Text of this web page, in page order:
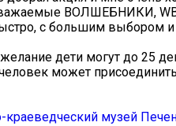
ВОЛШЕБНИКИ, WB
с большим выбором
дети могут до 25
может
краеведческий музей